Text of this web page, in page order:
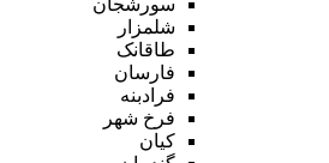
شلمزار
طاقانک
فارسان
فرادبنه
فرخ شهر
کیان